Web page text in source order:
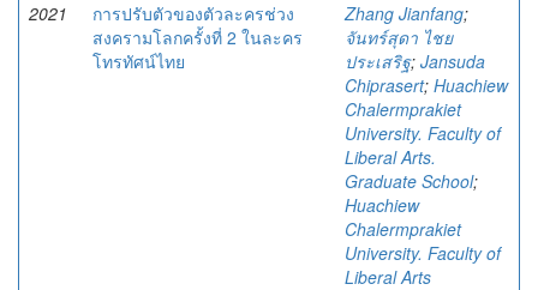
2021
การปรับตัวของตัวละครช่วง
สงครามโลกครั้งที่ 2 ในละคร
โทรทัศน์ไทย
Zhang Jianfang;
จันทร์สุดา ไชย
ประเสริฐ; Jansuda
Chiprasert; Huachiew
Chalermprakiet
University. Faculty of
Liberal Arts.
Graduate School;
Huachiew
Chalermprakiet
University. Faculty of
Liberal Arts